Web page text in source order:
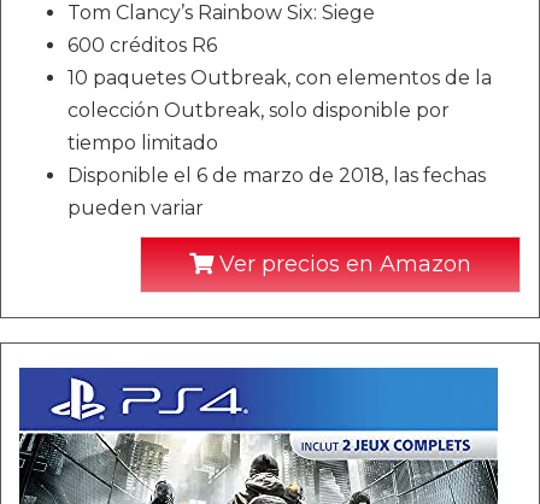
Tom Clancy’s Rainbow Six: Siege
600 créditos R6
10 paquetes Outbreak, con elementos de la
colección Outbreak, solo disponible por
tiempo limitado
Disponible el 6 de marzo de 2018, las fechas
pueden variar
Ver precios en Amazon